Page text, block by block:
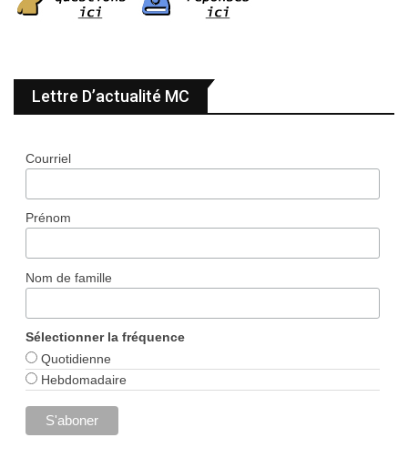
Lettre D’actualité MC
Courriel
Prénom
Nom de famille
Sélectionner la fréquence
Quotidienne
Hebdomadaire